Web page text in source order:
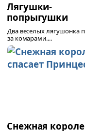
Лягушки-
попрыгушки
Два веселых лягушонка
за комарами....
Снежная